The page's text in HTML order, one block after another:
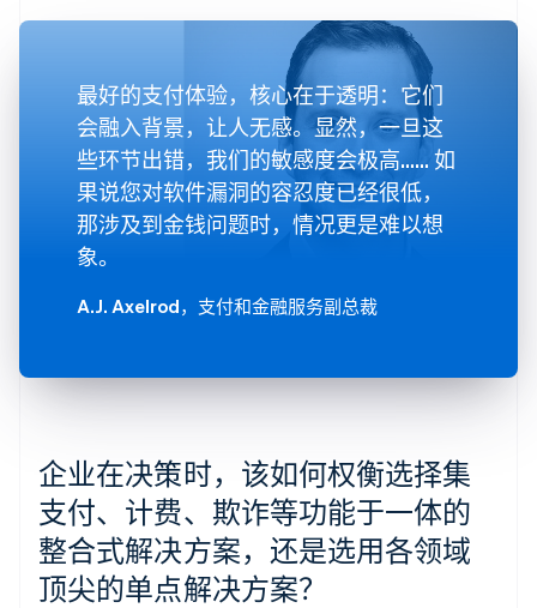
最好的支付体验，核心在于透明：它们
会融入背景，让人无感。显然，一旦这
些环节出错，我们的敏感度会极高…… 如
果说您对软件漏洞的容忍度已经很低，
那涉及到金钱问题时，情况更是难以想
象。
A.J. Axelrod，支付和金融服务副总裁
企业在决策时，该如何权衡选择集
支付、计费、欺诈等功能于一体的
整合式解决方案，还是选用各领域
顶尖的单点解决方案？